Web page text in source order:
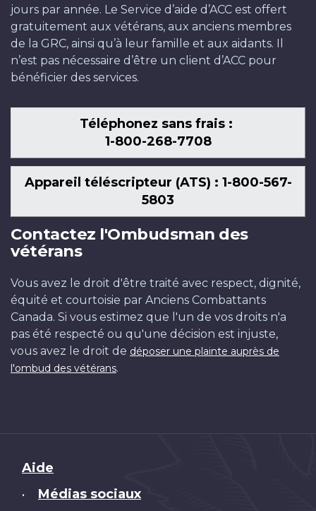
jours par année. Le Service d’aide d’ACC est offert
gratuitement aux vétérans, aux anciens membres
de la GRC, ainsi qu’à leur famille et aux aidants. Il
n’est pas nécessaire d’être un client d’ACC pour
bénéficier des services.
Téléphonez sans frais :
1-800-268-7708
Appareil téléscripteur (ATS) : 1-800-567-
5803
Contactez l'Ombudsman des
vétérans
Vous avez le droit d'être traité avec respect, dignité,
équité et courtoisie par Anciens Combattants
Canada. Si vous estimez que l'un de vos droits n'a
pas été respecté ou qu'une décision est injuste,
vous avez le droit de déposer une plainte auprès de
l'ombud des vétérans.
Brand
Aide
• Médias sociaux